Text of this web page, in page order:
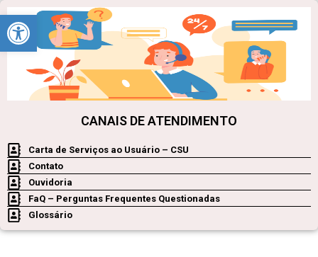
Barra de Ferramentas Aberta
CANAIS DE ATENDIMENTO
Carta de Serviços ao Usuário – CSU
Contato
Ouvidoria
FaQ – Perguntas Frequentes Questionadas
Glossário